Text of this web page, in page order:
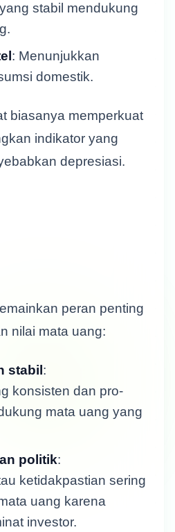
stabil mendukung
: Menunjukkan
domestik.
biasanya memperkuat
indikator yang
depresiasi.
peran penting
nilai mata uang:
stabil:
konsisten dan pro-
mata uang yang
politik:
ketidakpastian sering
uang karena
investor.